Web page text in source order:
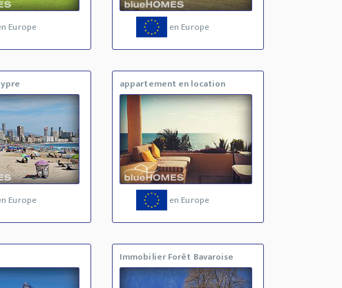
Europe en Europe
Europe
appartement en location
en Europe
Immobilier Forêt Bavaroise